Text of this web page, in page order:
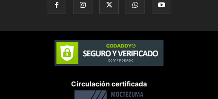
Circulación certificada